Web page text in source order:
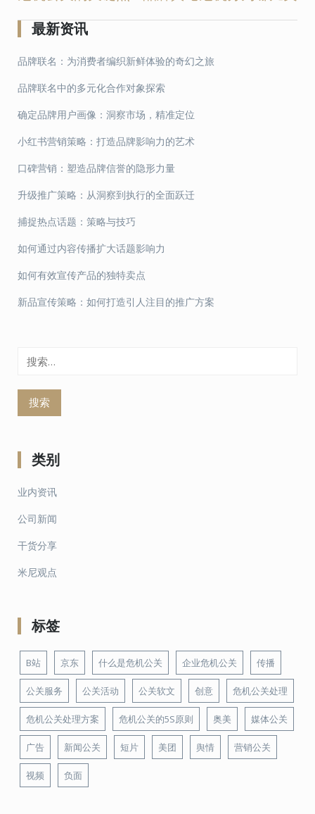
章
导
航
最新资讯
品牌联名：为消费者编织新鲜体验的奇幻之旅
品牌联名中的多元化合作对象探索
确定品牌用户画像：洞察市场，精准定位
小红书营销策略：打造品牌影响力的艺术
口碑营销：塑造品牌信誉的隐形力量
升级推广策略：从洞察到执行的全面跃迁
捕捉热点话题：策略与技巧
如何通过内容传播扩大话题影响力
如何有效宣传产品的独特卖点
新品宣传策略：如何打造引人注目的推广方案
类别
业内资讯
公司新闻
干货分享
米尼观点
标签
B站 京东 什么是危机公关 企业危机公关 传播
公关服务 公关活动 公关软文 创意 危机公关处理
危机公关处理方案 危机公关的5S原则 奥美 媒体公关
广告 新闻公关 短片 美团 舆情 营销公关
视频 负面